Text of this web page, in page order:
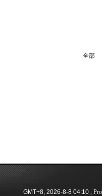
全部
GMT+8, 2026-8-8 04:10 ,